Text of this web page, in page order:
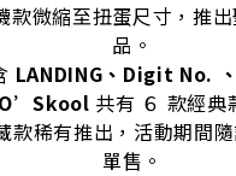
款微縮至扭蛋尺寸，推
品。
LANDING、Digit No.
O’Skool 共有 ６ 款經典
款稀有推出，活動期間
單售。